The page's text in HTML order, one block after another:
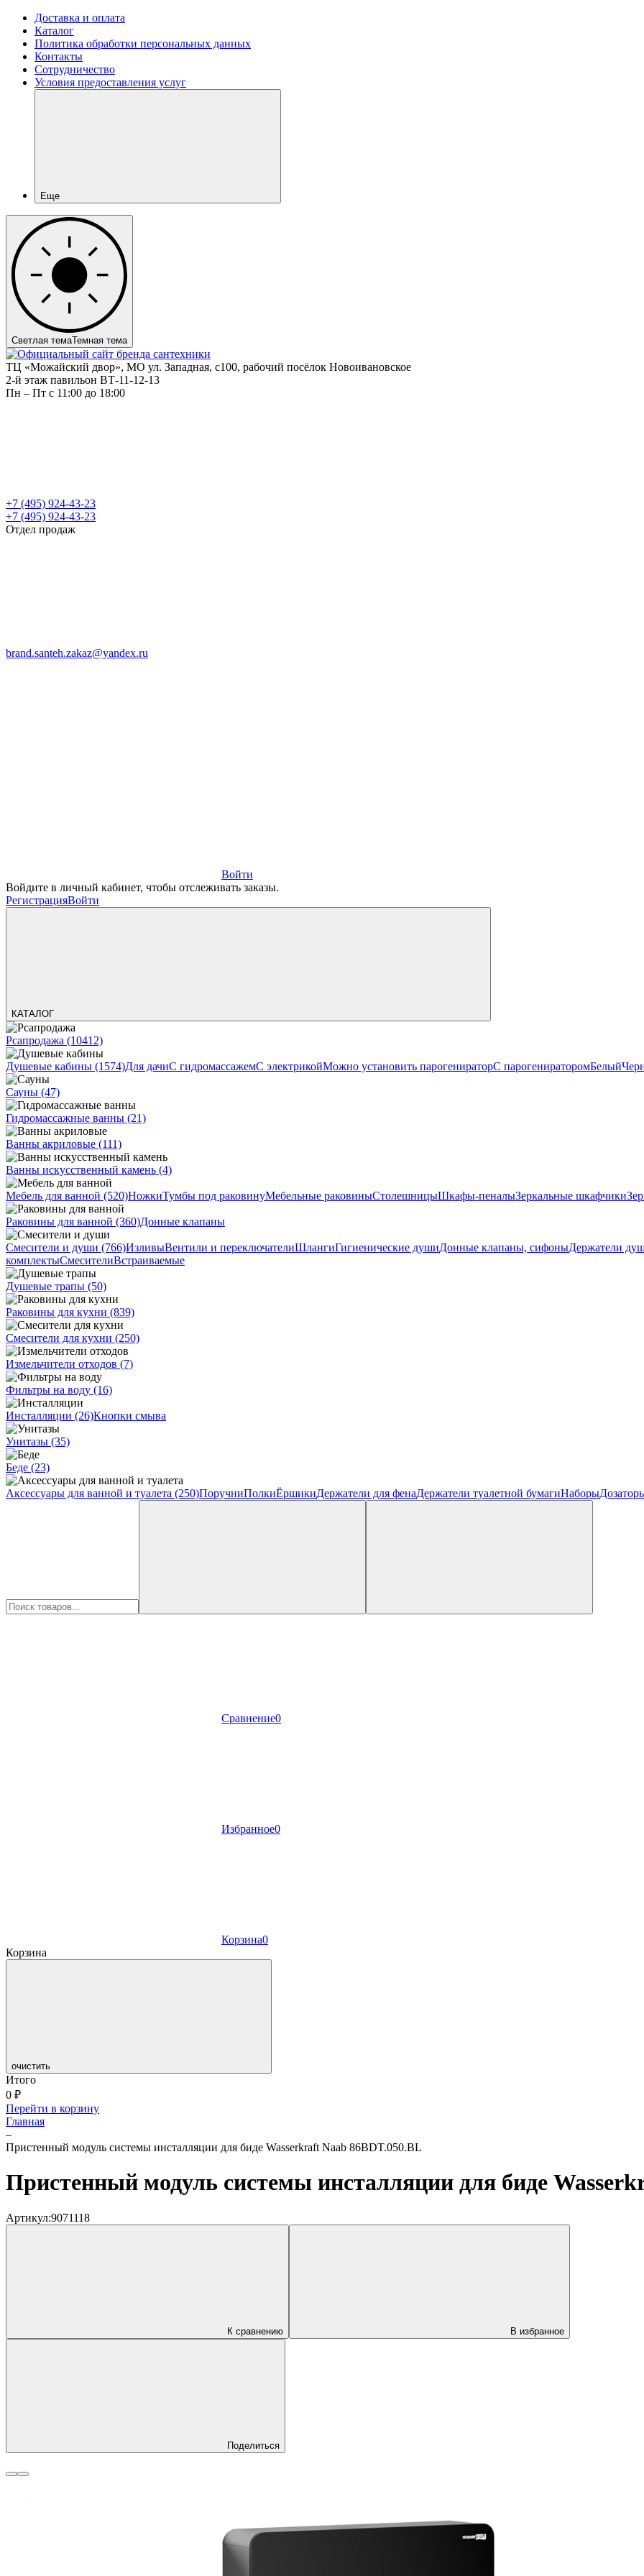
Доставка и оплата
Каталог
Политика обработки персональных данных
Контакты
Сотрудничество
Условия предоставления услуг
Еще
Светлая темаТемная тема
ТЦ «Можайский двор», МО ул. Западная, с100, рабочий посёлок Новоивановское
2-й этаж павильон ВТ-11-12-13
Пн – Пт c 11:00 до 18:00
+7 (495) 924-43-23
+7 (495) 924-43-23
Отдел продаж
brand.santeh.zakaz@yandex.ru
Войти
Войдите в личный кабинет, чтобы отслеживать заказы.
РегистрацияВойти
КАТАЛОГ
Рсапродажа (10412)
Душевые кабины (1574)Для дачиС гидромассажемС электрикойМожно установить парогенираторС парогенираторомБелый
Сауны (47)
Гидромассажные ванны (21)
Ванны акриловые (111)
Ванны искусственный камень (4)
Мебель для ванной (520)НожкиТумбы под раковинуМебельные раковиныСтолешницыШкафы-пеналыЗеркальные шкафчики
Раковины для ванной (360)Донные клапаны
Смесители и души (766)ИзливыВентили и переключателиШлангиГигиенические душиДонные клапаны, сифоныДержатели
комплектыСмесителиВстраиваемые
Душевые трапы (50)
Раковины для кухни (839)
Смесители для кухни (250)
Измельчители отходов (7)
Фильтры на воду (16)
Инсталляции (26)Кнопки смыва
Унитазы (35)
Беде (23)
Аксессуары для ванной и туалета (250)ПоручниПолкиЁршикиДержатели для фенаДержатели туалетной бумагиНаборы
Сравнение0
Избранное0
Корзина0
Корзина
очистить
Итого
0 ₽
Перейти в корзину
Главная
–
Пристенный модуль системы инсталляции для биде Wasserkraft Naab 86BDT.050.BL
Пристенный модуль системы инсталляции для биде
Артикул:9071118
К сравнению В избранное
Поделиться